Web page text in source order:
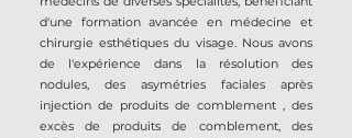
d'une formation avancée en médecine et
chirurgie esthétiques du visage. Nous avons
de l'expérience dans la résolution des
nodules, des asymétries faciales après
injection de produits de comblement , des
excès de produits de comblement, des